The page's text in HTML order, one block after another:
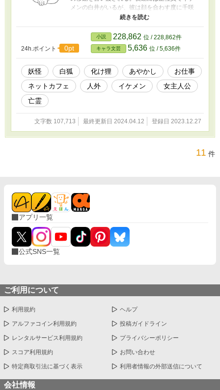
メンの白井がいるが、彼は顔を合わす度に千咲
のことを睨みつけてくるから苦手だった。初め
った千咲に、白井は誤解を解くために自分の正
体を明かし、人外に憑かれやすい千咲へ稲荷神
の護符を手渡す。その護符の力で人ならざるモ
ノが視えるようになってしまった千咲。そし
て、夜な夜な人外と、ちょっと訳ありな人間が
訪れてくるネットカフェのお話です。 ★第7
回キャラ文芸大賞で奨励賞をいただきました。
24h.ポイント 0pt
小説 228,862 位 / 228,862件
キャラ文芸 5,636 位 / 5,636件
妖怪 白狐 化け狸 あやかし
お仕事
ネットカフェ
人外 イケメン
女主人公
亡霊
文字数 107,713 最終更新日 2024.04.12 登録日 2023.12.27
11 件
アプリ一覧
公式SNS一覧
ご利用について
利用規約 ヘルプ
アルファコイン利用規約 投稿ガイドライン
レンタルサービス利用規約 プライバシーポリシー
スコア利用規約 お問い合わせ
特定商取引法に基づく表示 利用者情報の外部送信について
会社情報